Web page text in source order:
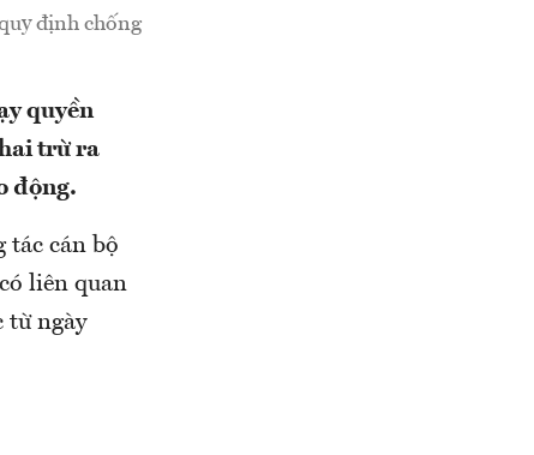
định chống
quyền
trừ ra
động.
tác cán bộ
liên quan
từ ngày